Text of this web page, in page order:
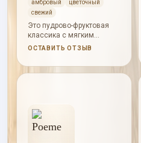
амбровый
цветочный
свежий
Это пудрово-фруктовая
классика с мягким
цветочным сердцем и
и роза звучат особенно
нежно.
ОСТАВИТЬ ОТЗЫВ